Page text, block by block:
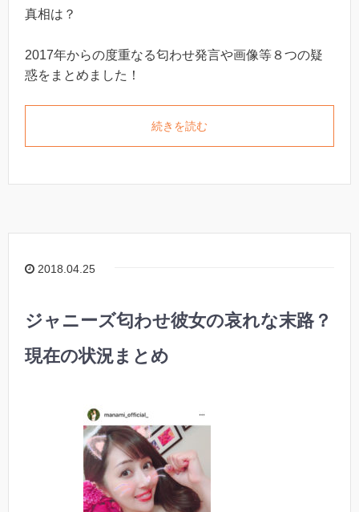
真相は？
2017年からの度重なる匂わせ発言や画像等８つの疑
惑をまとめました！
続きを読む
2018.04.25
ジャニーズ匂わせ彼女の哀れな末路？
現在の状況まとめ